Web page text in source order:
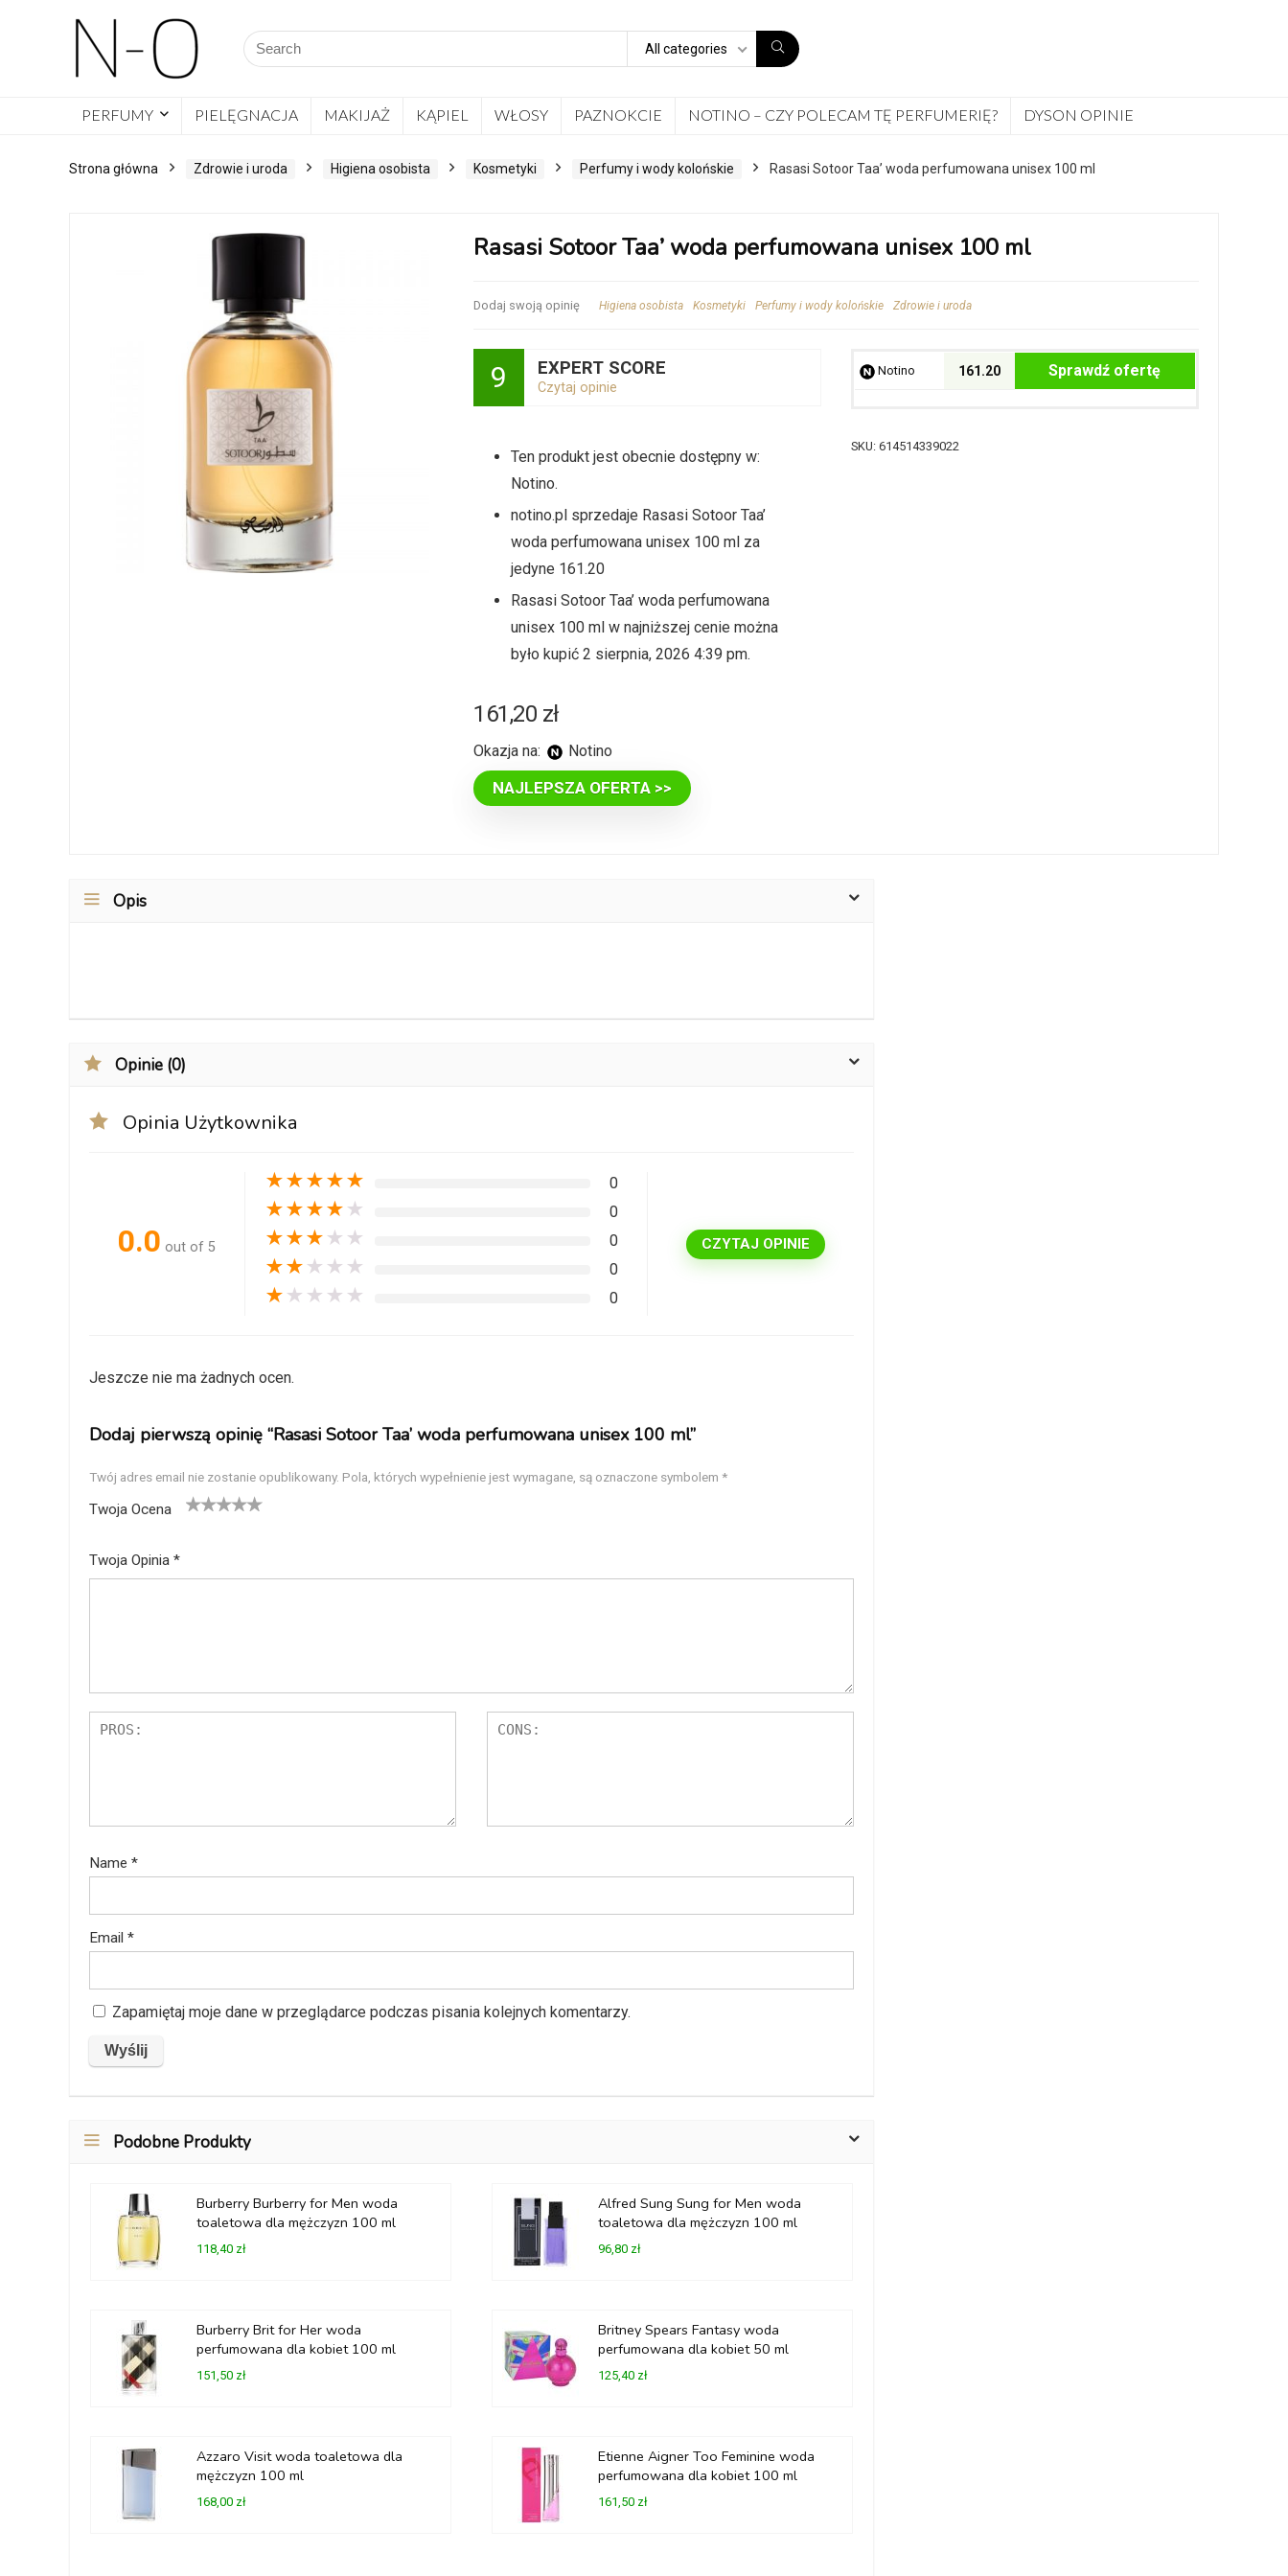
All categories
PERFUMY PIELĘGNACJA MAKIJAŻ KĄPIEL WŁOSY PAZNOKCIE NOTINO – CZY POLECAM TĘ PERFUMERIĘ? DYSON OPINIE
Strona główna Zdrowie i uroda Higiena osobista Kosmetyki Perfumy i wody kolońskie Rasasi Sotoor Taa’ woda perfumowana unisex 100 ml
Rasasi Sotoor Taa’ woda perfumowana unisex 100 ml
Dodaj swoją opinię Higiena osobista Kosmetyki Perfumy i wody kolońskie Zdrowie i uroda
9 EXPERT SCORE
Czytaj opinie
Ten produkt jest obecnie dostępny w:
Notino.
notino.pl sprzedaje Rasasi Sotoor Taa’
woda perfumowana unisex 100 ml za
jedyne 161.20
Rasasi Sotoor Taa’ woda perfumowana
unisex 100 ml w najniższej cenie można
było kupić 2 sierpnia, 2026 4:39 pm.
161,20 zł
Okazja na: Notino
NAJLEPSZA OFERTA >>
Notino 161.20 Sprawdź ofertę
SKU: 614514339022
Opis
Opinie (0)
Opinia Użytkownika
0.0 out of 5
★★★★★ 0
★★★★ ★ 0
★★★ ★ ★ 0
★★ ★ ★ ★ 0
★ ★ ★ ★ ★ 0
CZYTAJ OPINIE
Jeszcze nie ma żadnych ocen.
Dodaj pierwszą opinię “Rasasi Sotoor Taa’ woda perfumowana unisex 100 ml”
Twój adres email nie zostanie opublikowany. Pola, których wypełnienie jest wymagane, są oznaczone symbolem *
Twoja Ocena
Twoja Opinia *
Name *
Email *
Zapamiętaj moje dane w przeglądarce podczas pisania kolejnych komentarzy.
Podobne Produkty
Burberry Burberry for Men woda
toaletowa dla mężczyzn 100 ml
118,40 zł
Alfred Sung Sung for Men woda
toaletowa dla mężczyzn 100 ml
96,80 zł
Burberry Brit for Her woda
perfumowana dla kobiet 100 ml
151,50 zł
Britney Spears Fantasy woda
perfumowana dla kobiet 50 ml
125,40 zł
Azzaro Visit woda toaletowa dla
mężczyzn 100 ml
168,00 zł
Etienne Aigner Too Feminine woda
perfumowana dla kobiet 100 ml
161,50 zł